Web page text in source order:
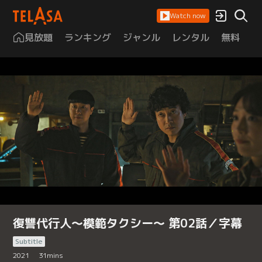
Watch now
見放題 ランキング ジャンル レンタル 無料
復讐代行人～模範タクシー～ 第02話／字幕
Subtitle
2021
31mins